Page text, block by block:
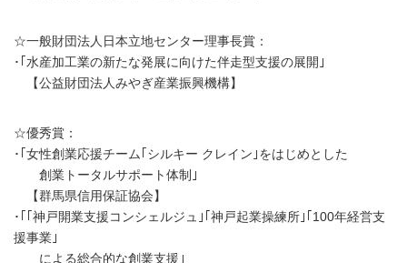
☆一般財団法人日本立地センター理事長賞：
･｢水産加工業の新たな発展に向けた伴走型支援の展開｣
【公益財団法人みやぎ産業振興機構】
☆優秀賞：
･｢女性創業応援チーム｢シルキー クレイン｣をはじめとした
創業トータルサポート体制｣
【群馬県信用保証協会】
･｢｢神戸開業支援コンシェルジュ｣｢神戸起業操練所｣｢100年経営支
援事業｣
による総合的な創業支援｣